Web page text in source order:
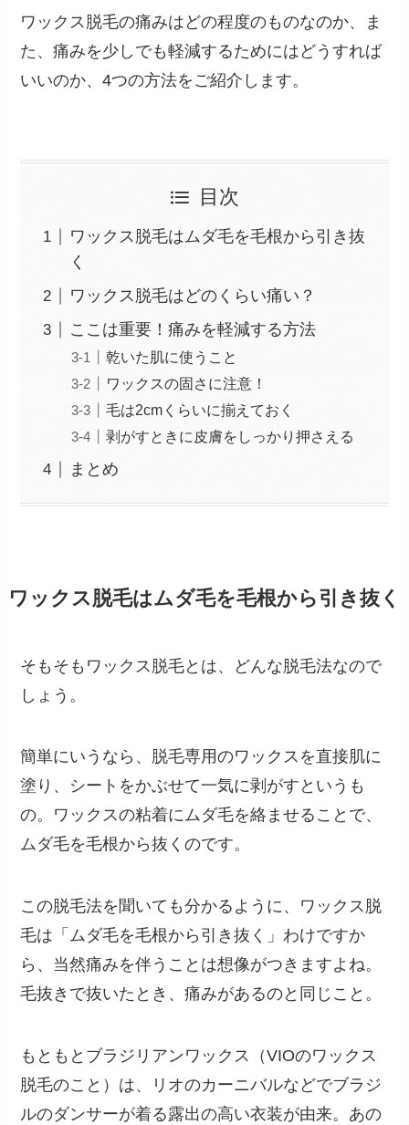
ワックス脱毛の痛みはどの程度のものなのか、ま
た、痛みを少しでも軽減するためにはどうすれば
いいのか、4つの方法をご紹介します。
目次
ワックス脱毛はムダ毛を毛根から引き抜
く
ワックス脱毛はどのくらい痛い？
ここは重要！痛みを軽減する方法
乾いた肌に使うこと
ワックスの固さに注意！
毛は2cmくらいに揃えておく
剥がすときに皮膚をしっかり押さえる
まとめ
ワックス脱毛はムダ毛を毛根から引き抜く
そもそもワックス脱毛とは、どんな脱毛法なので
しょう。
簡単にいうなら、脱毛専用のワックスを直接肌に
塗り、シートをかぶせて一気に剥がすというも
の。ワックスの粘着にムダ毛を絡ませることで、
ムダ毛を毛根から抜くのです。
この脱毛法を聞いても分かるように、ワックス脱
毛は「ムダ毛を毛根から引き抜く」わけですか
ら、当然痛みを伴うことは想像がつきますよね。
毛抜きで抜いたとき、痛みがあるのと同じこと。
もともとブラジリアンワックス（VIOのワックス
脱毛のこと）は、リオのカーニバルなどでブラジ
ルのダンサーが着る露出の高い衣装が由来。あの